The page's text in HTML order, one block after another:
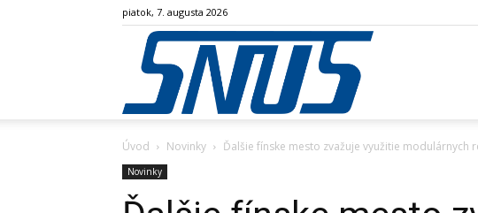
piatok, 7. augusta 2026
Úvod Novinky Ďalšie fínske mesto zvažuje využitie modulárnych
Novinky